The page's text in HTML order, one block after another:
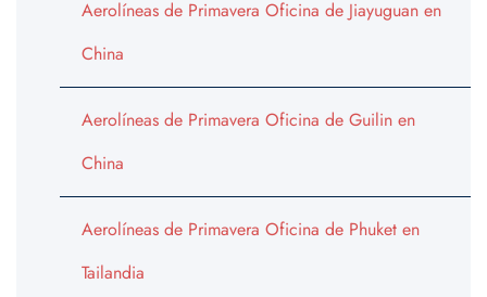
Aerolíneas de Primavera Oficina de Jiayuguan en
China
Aerolíneas de Primavera Oficina de Guilin en
China
Aerolíneas de Primavera Oficina de Phuket en
Tailandia